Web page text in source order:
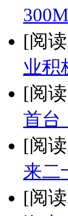
[阅
业积
[阅
首台
[阅
来二
[阅